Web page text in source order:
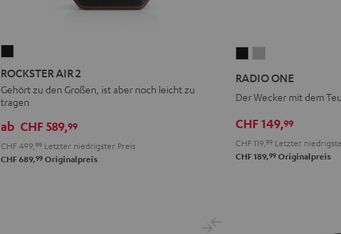
AIR
2
Schwarz
ROCKSTER AIR 2
Gehört zu den Großen, ist aber noch leicht zu
tragen
ab CHF 589,99
CHF 499, 99 Letzter niedrigster Preis
CHF 689,99 Originalpreis
Gray
RADIO ONE
Der Wecker mit dem
CHF 149,99
CHF 119,99 Letzter
CHF 189,99 Originalpreis